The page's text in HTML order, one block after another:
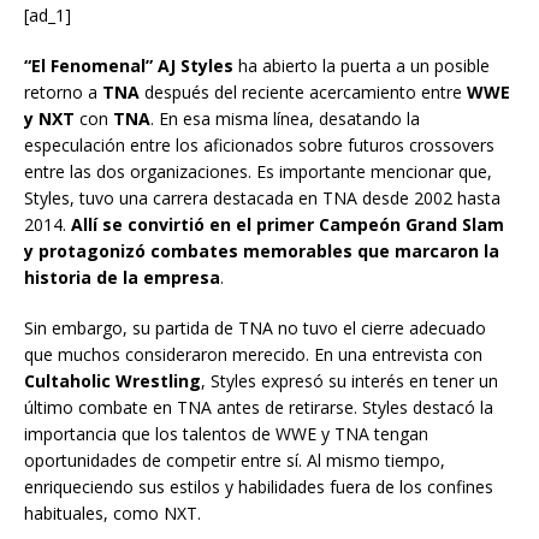
[ad_1]
“El Fenomenal” AJ Styles ha abierto la puerta a un posible
retorno a TNA después del reciente acercamiento entre WWE
y NXT con TNA. En esa misma línea, desatando la
especulación entre los aficionados sobre futuros crossovers
entre las dos organizaciones. Es importante mencionar que,
Styles, tuvo una carrera destacada en TNA desde 2002 hasta
2014. Allí se convirtió en el primer Campeón Grand Slam
y protagonizó combates memorables que marcaron la
historia de la empresa.
Sin embargo, su partida de TNA no tuvo el cierre adecuado
que muchos consideraron merecido. En una entrevista con
Cultaholic Wrestling, Styles expresó su interés en tener un
último combate en TNA antes de retirarse. Styles destacó la
importancia que los talentos de WWE y TNA tengan
oportunidades de competir entre sí. Al mismo tiempo,
enriqueciendo sus estilos y habilidades fuera de los confines
habituales, como NXT.